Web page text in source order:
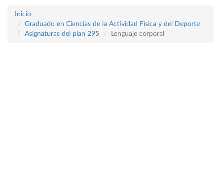
Inicio
Graduado en Ciencias de la Actividad Física y del Deporte
Asignaturas del plan 295
Lenguaje corporal